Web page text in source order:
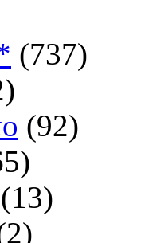
(737)
(92)
(13)